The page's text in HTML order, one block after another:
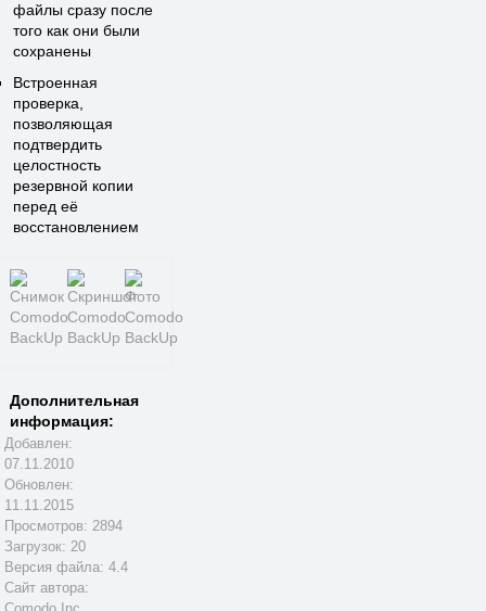
файлы сразу после
того как они были
сохранены
Встроенная
проверка,
позволяющая
подтвердить
целостность
резервной копии
перед её
восстановлением
Дополнительная
информация:
Добавлен:
07.11.2010
Обновлен:
11.11.2015
Просмотров: 2894
Загрузок: 20
Версия файла: 4.4
Сайт автора: